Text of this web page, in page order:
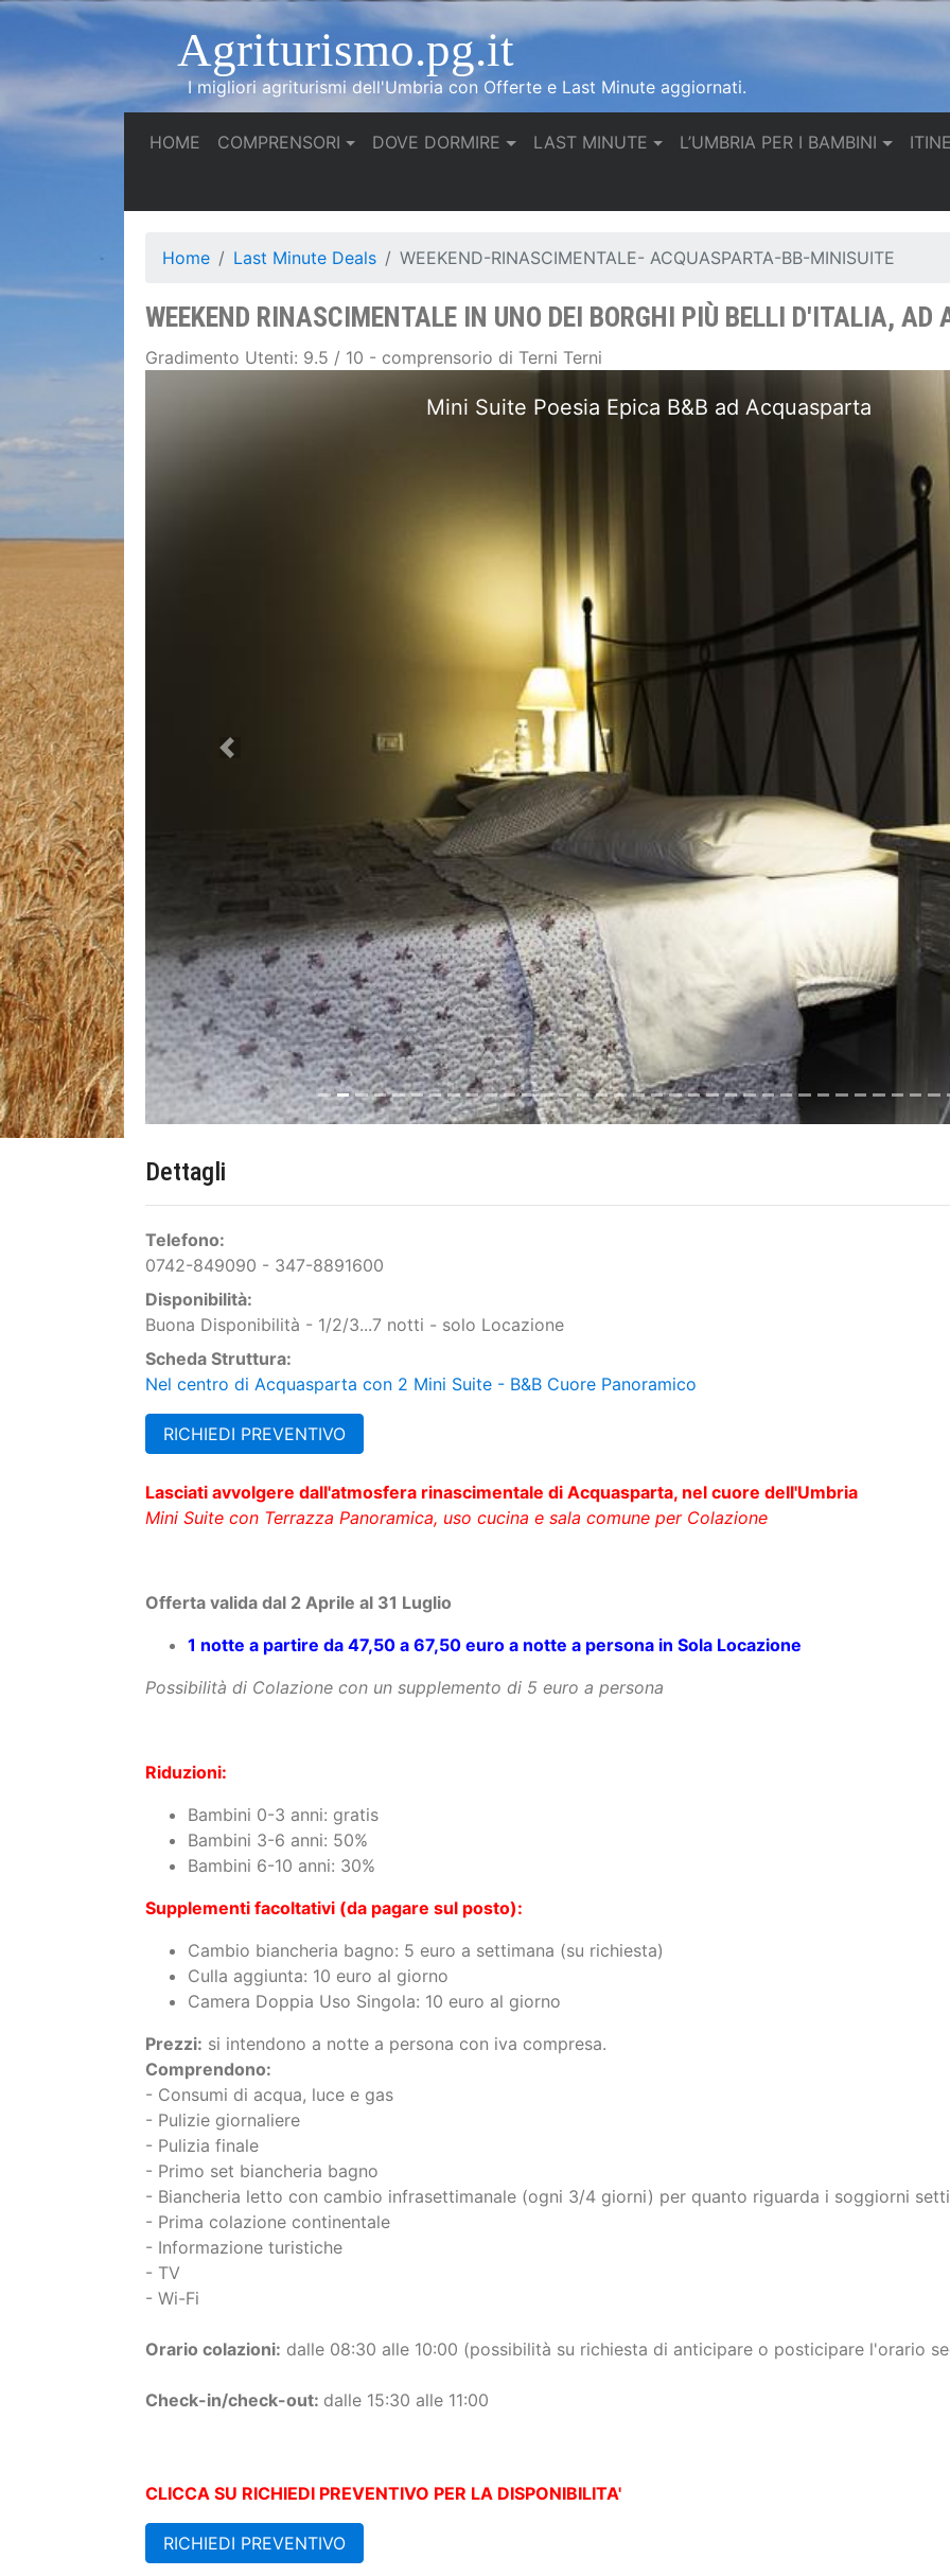
Agriturismo.pg.it
I migliori agriturismi dell'Umbria con Offerte e Last Minute aggiornati.
HOME (current)
COMPRENSORI DOVE DORMIRE LAST MINUTE L’UMBRIA PER I BAMBINI
Home Last Minute Deals WEEKEND-RINASCIMENTALE- ACQUASPARTA-BB-MINISUITE
WEEKEND RINASCIMENTALE IN UNO DEI BORGHI PIÙ BELLI D'ITALIA, AD
Gradimento Utenti: 9.5 / 10 - comprensorio di Terni Terni
B&B ad Acquasparta Mini Suite Musica
Dettagli
Telefono:
0742-849090 - 347-8891600
Disponibilità:
Buona Disponibilità - 1/2/3...7 notti - solo Locazione
Scheda Struttura:
Nel centro di Acquasparta con 2 Mini Suite - B&B Cuore Panoramico
RICHIEDI PREVENTIVO
Mini Suite con Terrazza Panoramica, uso cucina e sala comune per Colazione
Offerta valida dal 2 Aprile al 31 Luglio
Possibilità di Colazione con un supplemento di 5 euro a persona
Riduzioni:
Bambini 0-3 anni: gratis
Bambini 6-10 anni: 30%
Supplementi facoltativi (da pagare sul posto):
Cambio biancheria bagno: 5 euro a settimana (su richiesta)
Culla aggiunta: 10 euro al giorno
Camera Doppia Uso Singola: 10 euro al giorno
Prezzi:si intendono a notte a persona con iva compresa.
Comprendono:
- Consumi di acqua, luce e gas
- Pulizie giornaliere
- Pulizia finale
- Primo set biancheria bagno
- Biancheria letto con cambio infrasettimanale (ogni 3/4 giorni) per quanto riguarda i soggiorni
- Informazione turistiche
- Wi-Fi
Check-in/check-out: dalle 15:30 alle 11:00